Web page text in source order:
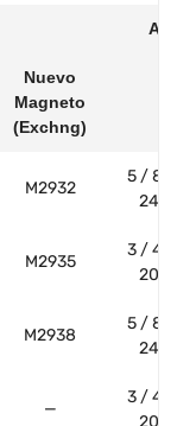
Nuevo
Magneto
(Exchng)
M2932
5 / 8-
24
M2935
3 / 4-
20
M2938
5 / 8-
24
—
3 / 4-